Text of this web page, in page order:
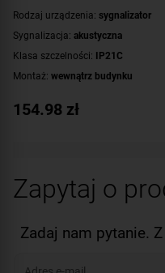
Rodzaj urządzenia: sygnalizator
Sygnalizacja: akustyczna
Klasa szczelności: IP21C
Montaż: wewnątrz budynku
Certyfikat:CNBOP-PIB
154.98 zł
Zapytaj o
Zadaj nam pytanie.